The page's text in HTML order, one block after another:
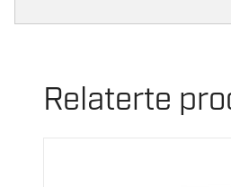
Relaterte